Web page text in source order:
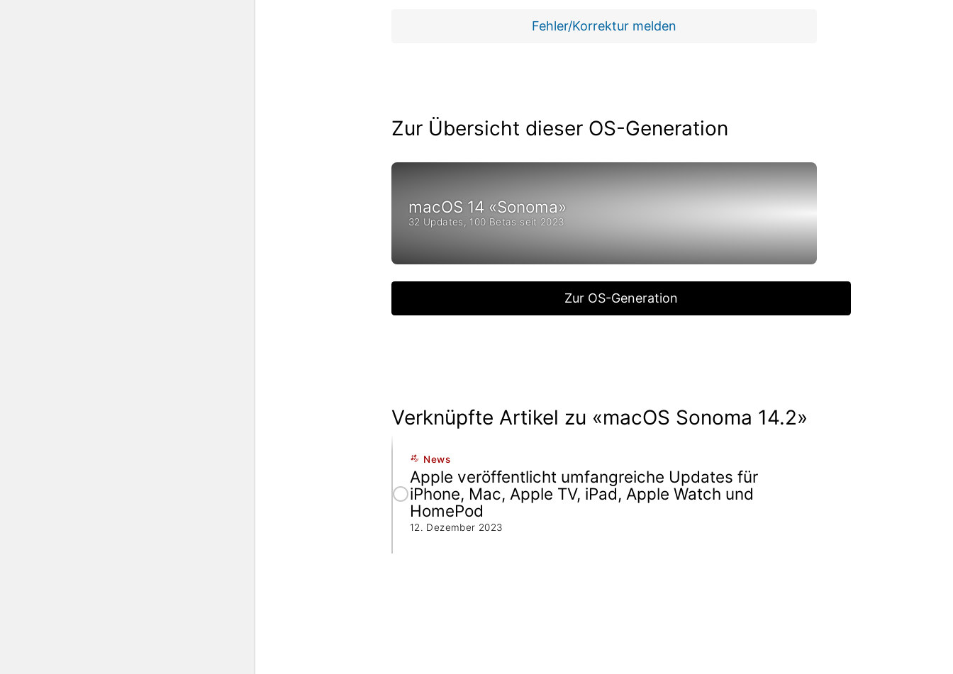
Fehler/Korrektur melden
Zur Übersicht dieser OS-Generation
macOS 14 «Sonoma»
32 Updates, 100 Betas seit 2023
Zur OS-Generation
Verknüpfte Artikel zu «macOS Sonoma 14.2»
News
Apple veröffentlicht umfangreiche Updates für
iPhone, Mac, Apple TV, iPad, Apple Watch und
HomePod
12. Dezember 2023